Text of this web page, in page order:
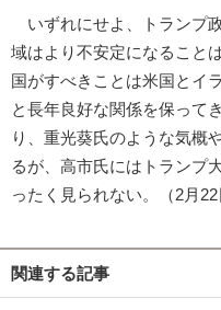
いずれにせよ、トランプ
域はより不安定になること
国がすべきことは米国とイ
と長年良好な関係を保って
り、重光葵氏のような気概
るが、高市氏にはトランプ
ったく見られない。（2月22
関連する記事